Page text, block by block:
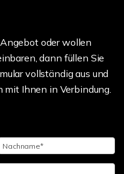
oder wollen
dann füllen Sie
vollständig aus und
Ihnen in Verbindung.